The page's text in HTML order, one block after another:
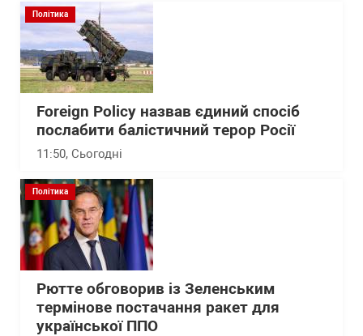
Політика
Foreign Policy назвав єдиний спосіб
послабити балістичний терор Росії
11:50, Сьогодні
Політика
Рютте обговорив із Зеленським
термінове постачання ракет для
української ППО